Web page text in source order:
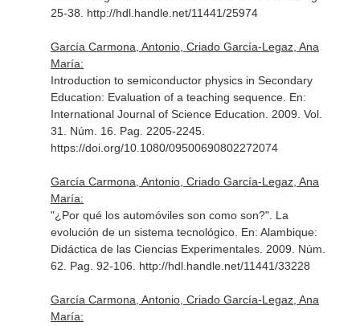
25-38. http://hdl.handle.net/11441/25974
García Carmona, Antonio, Criado García-Legaz, Ana
María:
Introduction to semiconductor physics in Secondary
Education: Evaluation of a teaching sequence. En:
International Journal of Science Education . 2009. Vol.
31. Núm. 16. Pag. 2205-2245.
https://doi.org/10.1080/09500690802272074
García Carmona, Antonio, Criado García-Legaz, Ana
María:
"¿Por qué los automóviles son como son?". La
evolución de un sistema tecnológico. En: Alambique:
Didáctica de las Ciencias Experimentales. 2009. Núm.
62. Pag. 92-106. http://hdl.handle.net/11441/33228
García Carmona, Antonio, Criado García-Legaz, Ana
María: